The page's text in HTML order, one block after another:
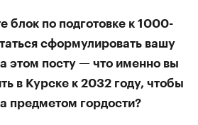
блок по подготовке к 1000-
сформулировать вашу
этом посту — что именно вы
в Курске к 2032 году, чтобы
предметом гордости?